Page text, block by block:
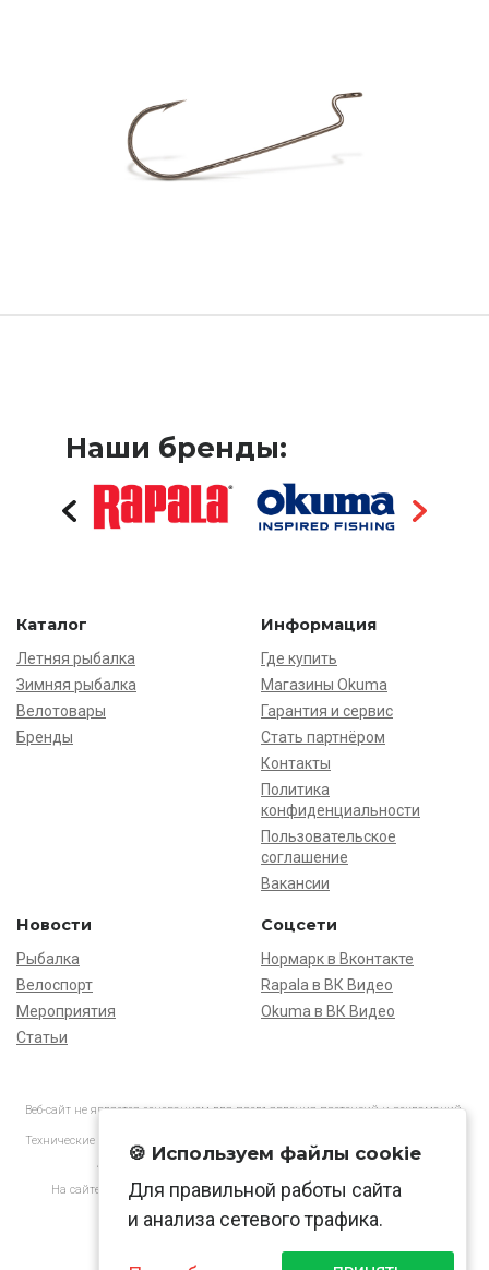
Наши бренды:
Каталог
Летняя рыбалка
Зимняя рыбалка
Велотовары
Бренды
Информация
Где купить
Магазины Okuma
Гарантия и сервис
Стать партнёром
Контакты
Политика
конфиденциальности
Пользовательское
соглашение
Вакансии
Новости
Рыбалка
Велоспорт
Мероприятия
Статьи
Соцсети
Нормарк в Вконтакте
Rapala в ВК Видео
Okuma в ВК Видео
Веб-сайт не является основанием для предъявления претензий и рекламаций,
Технические характеристики товаров могут отличаться от указанных на сайте.
АО «Нормарк» ИНН 7728172512 ОГРН 1037739603505
На сайте применяютсярекомендательные технологиив соответствии
🍪 Используем файлы cookie
Для правильной работы сайта
и анализа сетевого трафика.